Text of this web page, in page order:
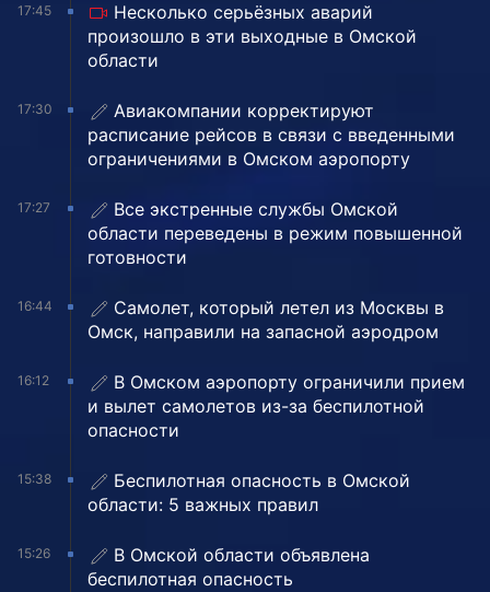
17:45
Несколько серьёзных аварий
произошло в эти выходные в Омской
области
17:30
Авиакомпании корректируют
расписание рейсов в связи с введенными
ограничениями в Омском аэропорту
17:27
Все экстренные службы Омской
области переведены в режим повышенной
готовности
16:44
Самолет, который летел из Москвы в
Омск, направили на запасной аэродром
16:12
В Омском аэропорту ограничили прием
и вылет самолетов из-за беспилотной
опасности
15:38
Беспилотная опасность в Омской
области: 5 важных правил
15:26
В Омской области объявлена
беспилотная опасность